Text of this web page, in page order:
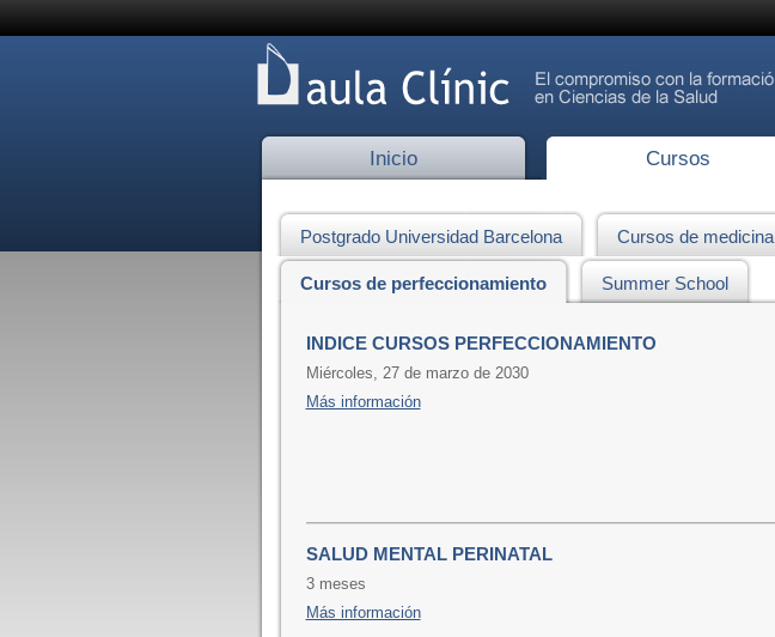
Inicio Cursos
Postgrado Universidad Barcelona Cursos de medicina
Cursos de perfeccionamiento Summer School
INDICE CURSOS PERFECCIONAMIENTO
Miércoles, 27 de marzo de 2030
Más información
SALUD MENTAL PERINATAL
3 meses
Más información